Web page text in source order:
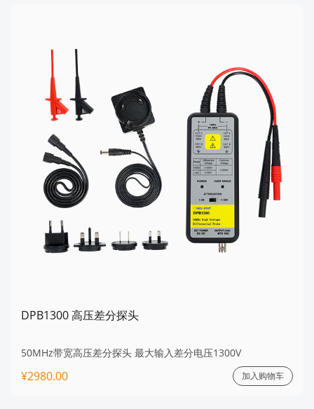
DPB1300 高压差分探头
50MHz带宽高压差分探头 最大输入差分电压1300V
¥2980.00 加入购物车